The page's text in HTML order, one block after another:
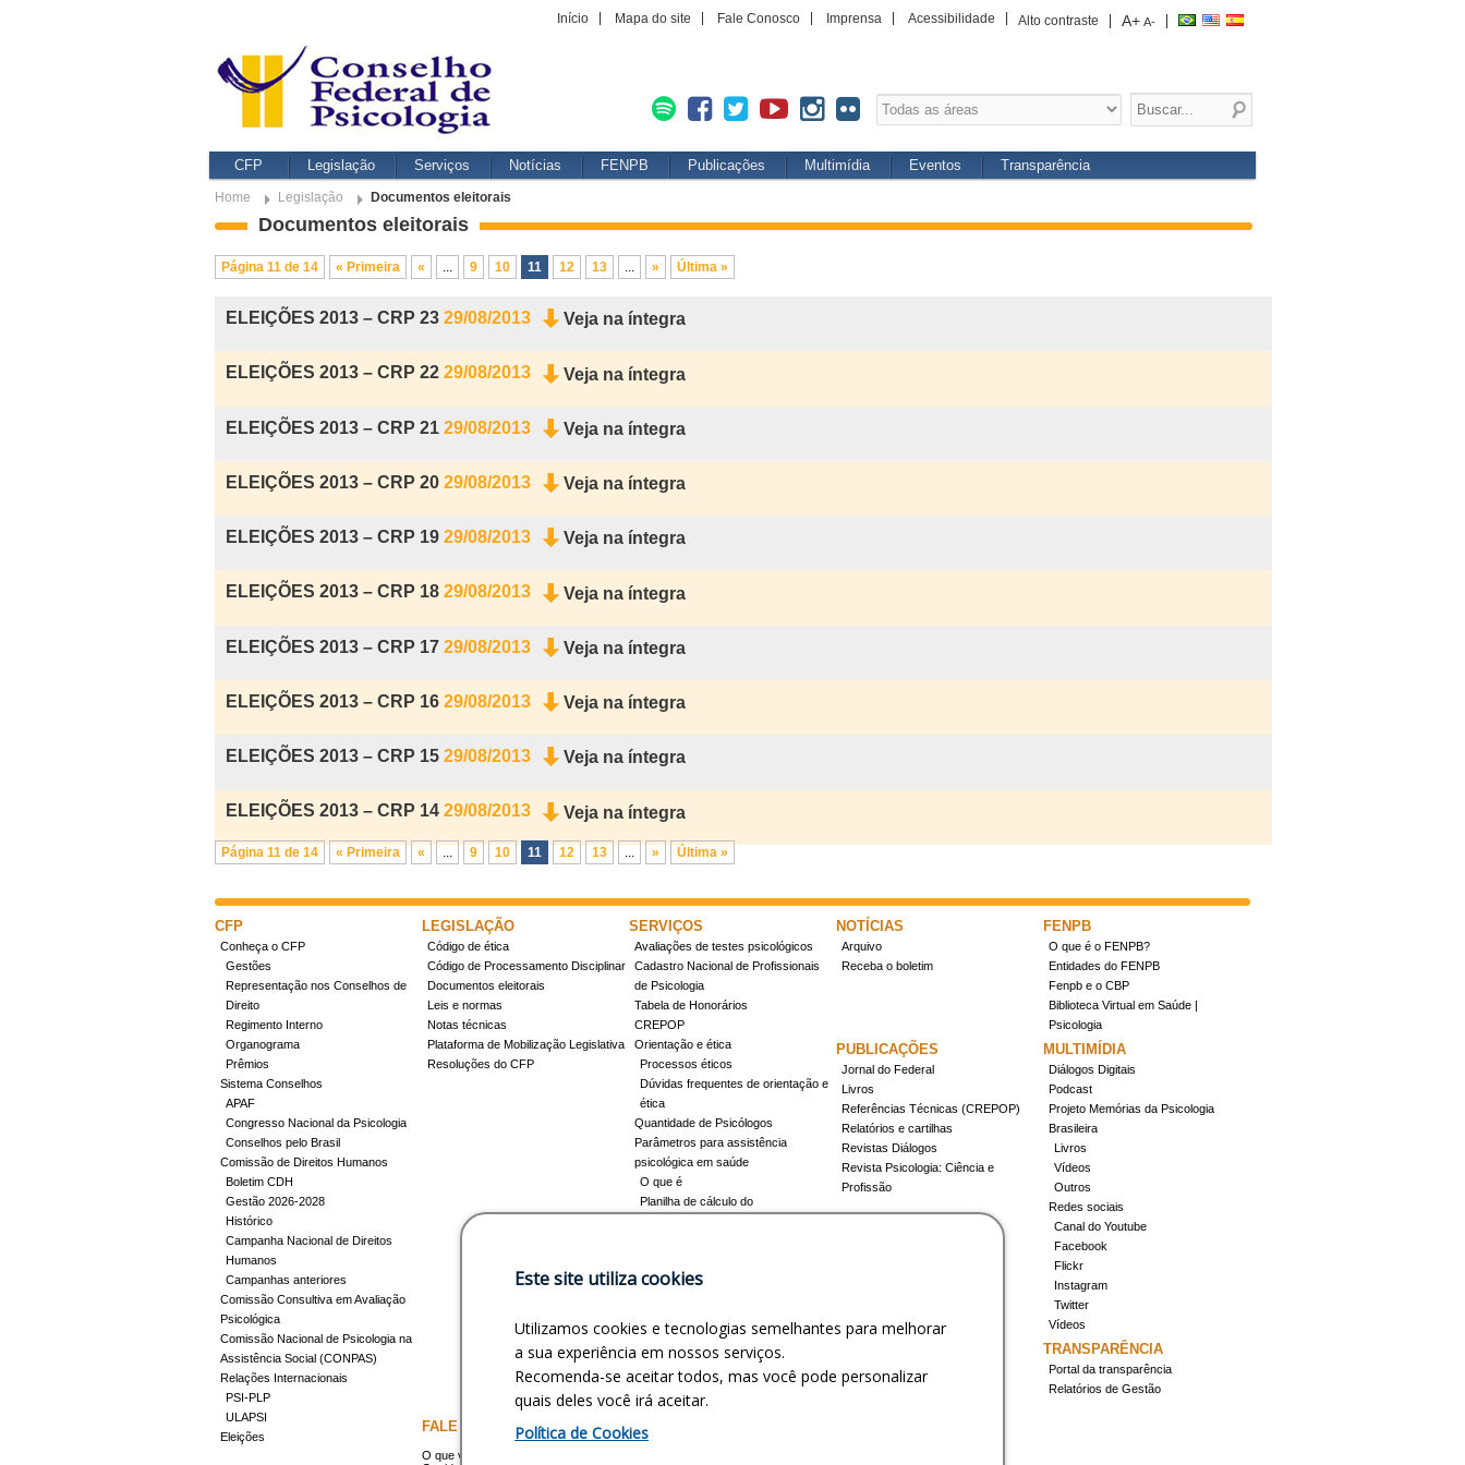
A+ A-
Alto contraste
Início Mapa do site Fale Conosco Imprensa Acessibilidade
CFP Legislação Serviços Notícias FENPB Publicações Multimídia Eventos Transparência
Home Legislação Documentos eleitorais
Documentos eleitorais
Página 11 de 14 « Primeira « ... 9 10 11 12 13 ... » Última »
ELEIÇÕES 2013 – CRP 23 29/08/2013 Veja na íntegra
ELEIÇÕES 2013 – CRP 22 29/08/2013 Veja na íntegra
ELEIÇÕES 2013 – CRP 21 29/08/2013 Veja na íntegra
ELEIÇÕES 2013 – CRP 20 29/08/2013 Veja na íntegra
ELEIÇÕES 2013 – CRP 19 29/08/2013 Veja na íntegra
ELEIÇÕES 2013 – CRP 18 29/08/2013 Veja na íntegra
ELEIÇÕES 2013 – CRP 17 29/08/2013 Veja na íntegra
ELEIÇÕES 2013 – CRP 16 29/08/2013 Veja na íntegra
ELEIÇÕES 2013 – CRP 15 29/08/2013 Veja na íntegra
ELEIÇÕES 2013 – CRP 14 29/08/2013 Veja na íntegra
Página 11 de 14 « Primeira « 9 10 11 12 13 » Última »
CFP
Conheça o CFP
Gestões
Representação nos Conselhos de
Direito
Regimento Interno
Organograma
Prêmios
Sistema Conselhos
APAF
Congresso Nacional da Psicologia
Conselhos pelo Brasil
Comissão de Direitos Humanos
Boletim CDH
Gestão 2026-2028
Histórico
Campanha Nacional de Direitos
Humanos
Campanhas anteriores
Comissão Consultiva em Avaliação
Psicológica
Comissão Nacional de Psicologia na
Assistência Social (CONPAS)
Relações Internacionais
PSI-PLP
ULAPSI
Eleições
LEGISLAÇÃO
Código de ética
Código de Processamento Disciplinar
Documentos eleitorais
Leis e normas
Notas técnicas
Plataforma de Mobilização Legislativa
Resoluções do CFP
SERVIÇOS
Avaliações de testes psicológicos
Cadastro Nacional de Profissionais
de Psicologia
Tabela de Honorários
CREPOP
Orientação e ética
Processos éticos
Dúvidas frequentes de orientação e
ética
Quantidade de Psicólogos
Parâmetros para assistência
psicológica em saúde
O que é
Planilha de cálculo do
Registro de Especialista
Cursos credenciados
NOTÍCIAS
Arquivo
Receba o boletim
FENPB
O que é o FENPB?
Entidades do FENPB
Fenpb e o CBP
Biblioteca Virtual em Saúde |
Psicologia
PUBLICAÇÕES
Jornal do Federal
Livros
Referências Técnicas (CREPOP)
Relatórios e cartilhas
Revistas Diálogos
Revista Psicologia: Ciência e
Profissão
MULTIMÍDIA
Diálogos Digitais
Podcast
Projeto Memórias da Psicologia
Brasileira
Livros
Vídeos
Outros
Redes sociais
Canal do Youtube
Facebook
Flickr
Instagram
Twitter
Vídeos
Promovidos pelo CFP
Apoio e Patrocínio
TRANSPARÊNCIA
Portal da transparência
Relatórios de Gestão
FALE CONOSCO
O que você precisa?
INFORMAÇÕES LEGAIS
Este site utiliza cookies
Utilizamos cookies e tecnologias semelhantes para melhorar
a sua experiência em nossos serviços.
Recomenda-se aceitar todos, mas você pode personalizar
quais deles você irá aceitar.
Política de Cookies